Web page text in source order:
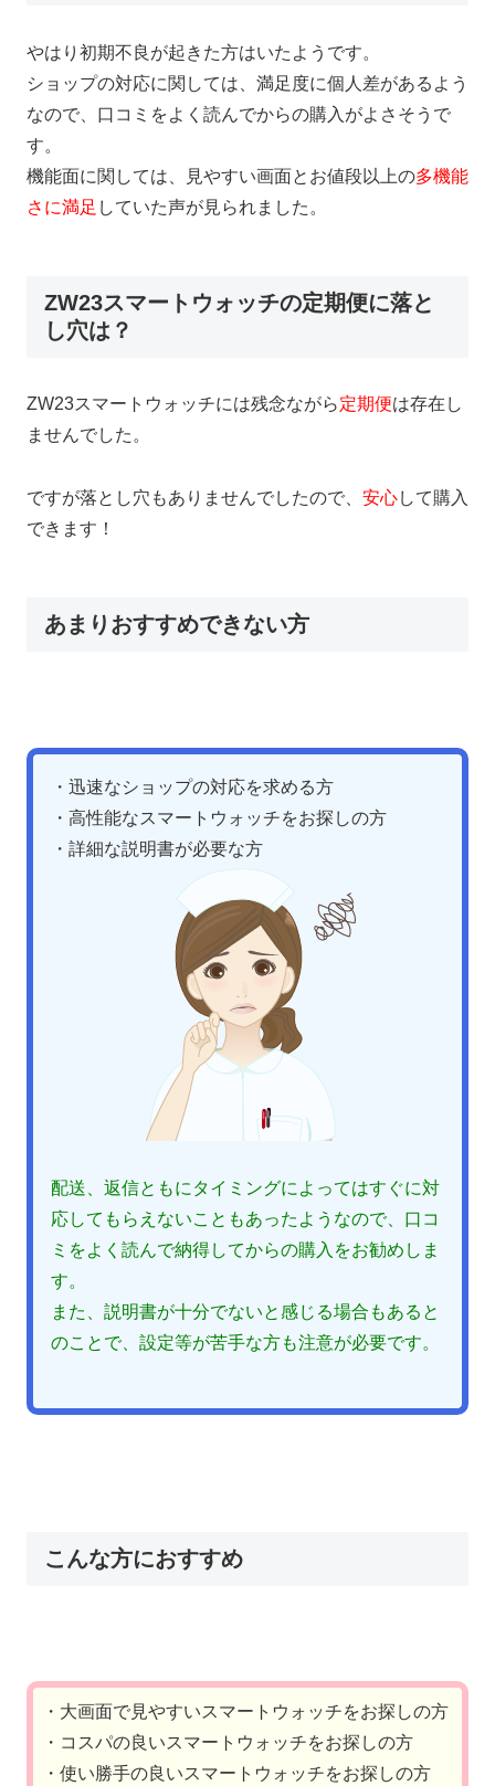
やはり初期不良が起きた方はいたようです。
ショップの対応に関しては、満足度に個人差があるよう
なので、口コミをよく読んでからの購入がよさそうで
す。
機能面に関しては、見やすい画面とお値段以上の多機能
さに満足 していた声が見られました。
ZW23スマートウォッチの定期便に落と
し穴は？
ZW23スマートウォッチには残念ながら定期便は存在し
ませんでした。
ですが落とし穴もありませんでしたので、 安心して購入
できます！
あまりおすすめできない方
・迅速なショップの対応を求める方
・高性能なスマートウォッチをお探しの方
・詳細な説明書が必要な方
配送、返信ともにタイミングによってはすぐに対
応してもらえないこともあったようなので、口コ
ミをよく読んで納得してからの購入をお勧めしま
す。
また、説明書が十分でないと感じる場合もあると
のことで、設定等が苦手な方も注意が必要です。
こんな方におすすめ
・大画面で見やすいスマートウォッチをお探しの方
・コスパの良いスマートウォッチをお探しの方
・使い勝手の良いスマートウォッチをお探しの方